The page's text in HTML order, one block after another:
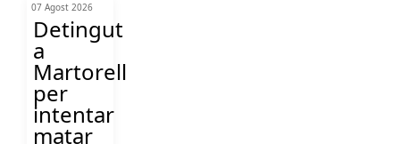
07 Agost 2026
Detingut
a
Martorell
per
intentar
matar